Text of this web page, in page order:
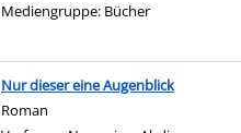
Mediengruppe: Bücher
Nur dieser eine Augenblick
Roman